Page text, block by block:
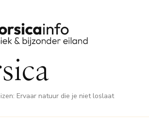
Ervaar natuur die je niet loslaat